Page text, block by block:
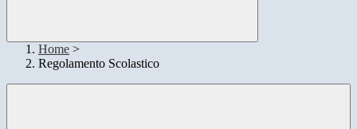
Home >
Regolamento Scolastico